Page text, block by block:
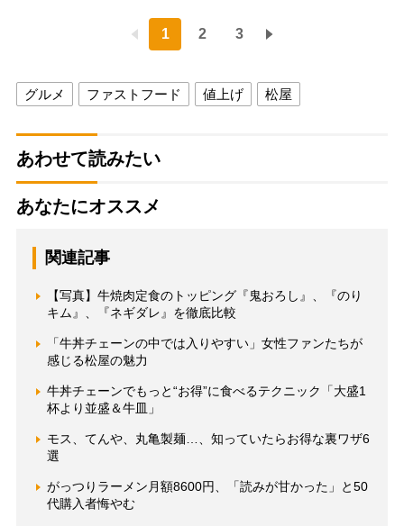
1 2 3
グルメ ファストフード 値上げ 松屋
あわせて読みたい
あなたにオススメ
関連記事
【写真】牛焼肉定食のトッピング『鬼おろし』、『のり
キム』、『ネギダレ』を徹底比較
「牛丼チェーンの中では入りやすい」女性ファンたちが
感じる松屋の魅力
牛丼チェーンでもっと“お得”に食べるテクニック「大盛1
杯より並盛＆牛皿」
モス、てんや、丸亀製麺…、知っていたらお得な裏ワザ6
選
がっつりラーメン月額8600円、「読みが甘かった」と50
代購入者悔やむ